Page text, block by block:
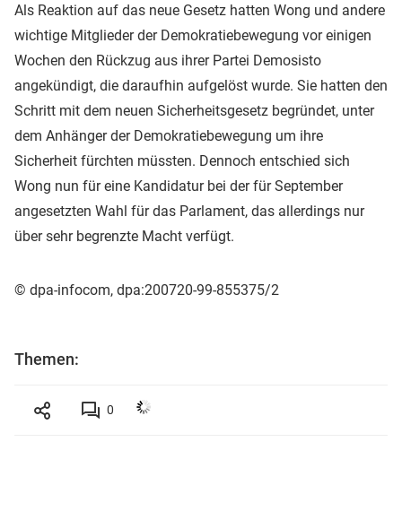
Als Reaktion auf das neue Gesetz hatten Wong und andere
wichtige Mitglieder der Demokratiebewegung vor einigen
Wochen den Rückzug aus ihrer Partei Demosisto
angekündigt, die daraufhin aufgelöst wurde. Sie hatten den
Schritt mit dem neuen Sicherheitsgesetz begründet, unter
dem Anhänger der Demokratiebewegung um ihre
Sicherheit fürchten müssten. Dennoch entschied sich
Wong nun für eine Kandidatur bei der für September
angesetzten Wahl für das Parlament, das allerdings nur
über sehr begrenzte Macht verfügt.
© dpa-infocom, dpa:200720-99-855375/2
Themen:
0